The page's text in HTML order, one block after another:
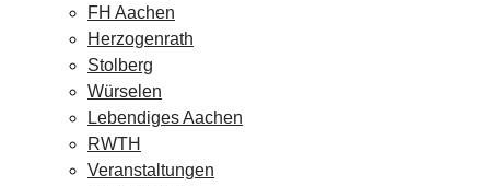
FH Aachen
Herzogenrath
Stolberg
Würselen
Lebendiges Aachen
RWTH
Veranstaltungen